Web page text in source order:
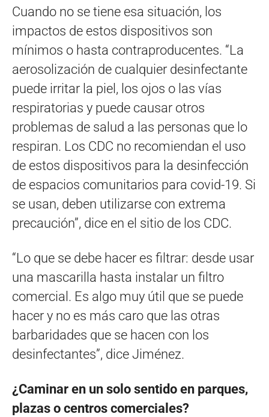
Cuando no se tiene esa situación, los
impactos de estos dispositivos son
mínimos o hasta contraproducentes. “La
aerosolización de cualquier desinfectante
puede irritar la piel, los ojos o las vías
respiratorias y puede causar otros
problemas de salud a las personas que lo
respiran. Los CDC no recomiendan el uso
de estos dispositivos para la desinfección
de espacios comunitarios para covid-19. Si
se usan, deben utilizarse con extrema
precaución”, dice en el sitio de los CDC.
“Lo que se debe hacer es filtrar: desde usar
una mascarilla hasta instalar un filtro
comercial. Es algo muy útil que se puede
hacer y no es más caro que las otras
barbaridades que se hacen con los
desinfectantes”, dice Jiménez.
¿Caminar en un solo sentido en parques,
plazas o centros comerciales?